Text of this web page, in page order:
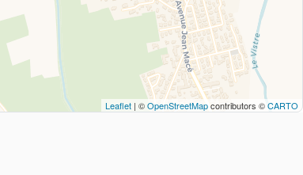
Leaflet | ©OpenStreetMapcontributors ©CARTO